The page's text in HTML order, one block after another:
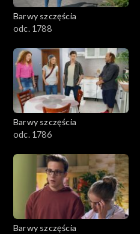
901–1000
801–900
782–800
Barwy szczęścia
odc. 1788
Barwy szczęścia
odc. 1786
Barwy szczęścia